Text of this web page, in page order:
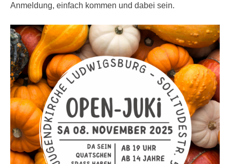
Anmeldung, einfach kommen und dabei sein.